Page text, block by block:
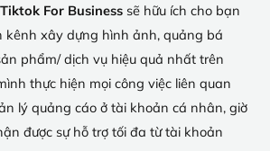
For Business sẽ hữu ích cho bạn
kênh xây dựng hình ảnh, quảng bá
phẩm/ dịch vụ hiệu quả nhất trên
thực hiện mọi công việc liên quan
lý quảng cáo ở tài khoản cá nhân, giờ
được sự hỗ trợ tối đa từ tài khoản